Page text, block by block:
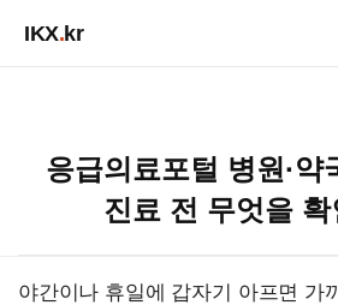
IKX.kr
응급의료포털 병원·약
진료 전 무엇을
야간이나 휴일에 갑자기 아프면 가